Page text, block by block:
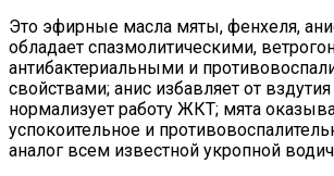
Это эфирные масла мяты, фенхеля,
обладает спазмолитическими,
антибактериальными и
свойствами; анис избавляет от
нормализует работу ЖКТ; мята
успокоительное и
аналог всем известной укропной